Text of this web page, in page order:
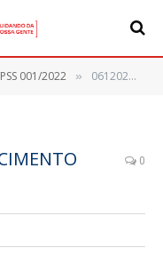
PSS 001/2022 » 0612023 NAO COMPARECIMENTO SAUDE
0